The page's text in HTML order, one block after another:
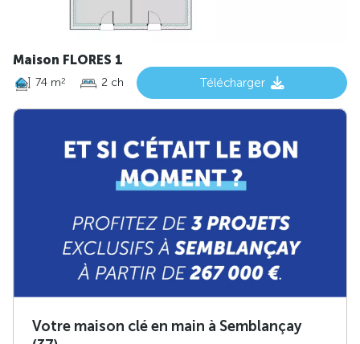
Maison FLORES 1
74 m2 2 ch Télécharger
Votre maison clé en main à Semblançay